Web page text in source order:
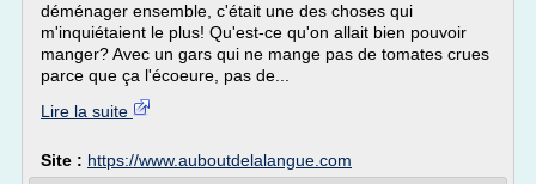
déménager ensemble, c'était une des choses qui
m'inquiétaient le plus! Qu'est-ce qu'on allait bien pouvoir
manger? Avec un gars qui ne mange pas de tomates crues
parce que ça l'écoeure, pas de...
Lire la suite
Site : https://www.auboutdelalangue.com